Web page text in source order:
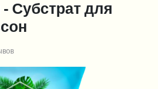
Субстрат для